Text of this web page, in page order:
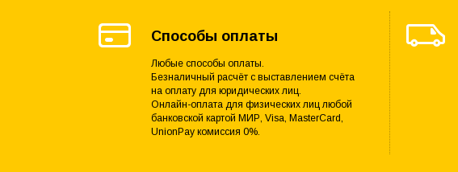
Способы оплаты
Любые способы оплаты.
Безналичный расчёт с выставлением счёта
на оплату для юридических лиц.
Онлайн-оплата для физических лиц любой
банковской картой МИР, Visa, MasterCard,
UnionPay комиссия 0%.